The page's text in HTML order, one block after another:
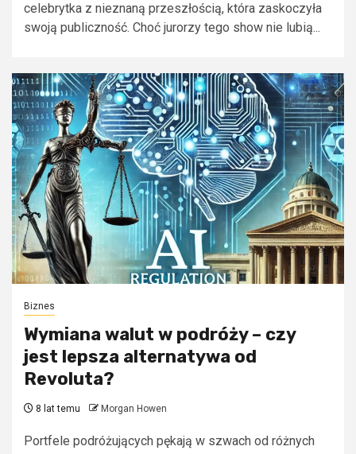
celebrytka z nieznaną przeszłością, która zaskoczyła
swoją publiczność. Choć jurorzy tego show nie lubią...
Biznes
Wymiana walut w podróży – czy
jest lepsza alternatywa od
Revoluta?
8 lat temu Morgan Howen
Portfele podróżujących pękają w szwach od różnych